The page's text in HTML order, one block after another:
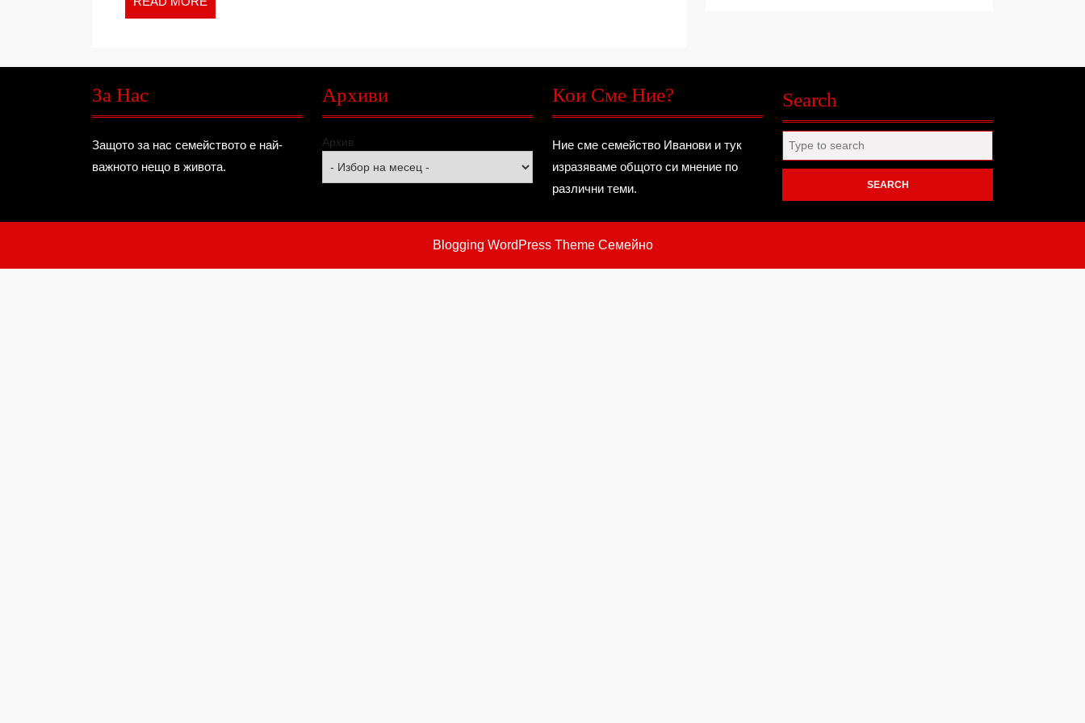
MORE
За Нас
Защото за нас семейството е най-
важното нещо в живота.
Архиви
Архив
Кои Сме Ние?
Ние сме семейство Иванови и тук
изразяваме общото си мнение по
различни теми.
Search
for:
Blogging WordPress ThemeСемейно